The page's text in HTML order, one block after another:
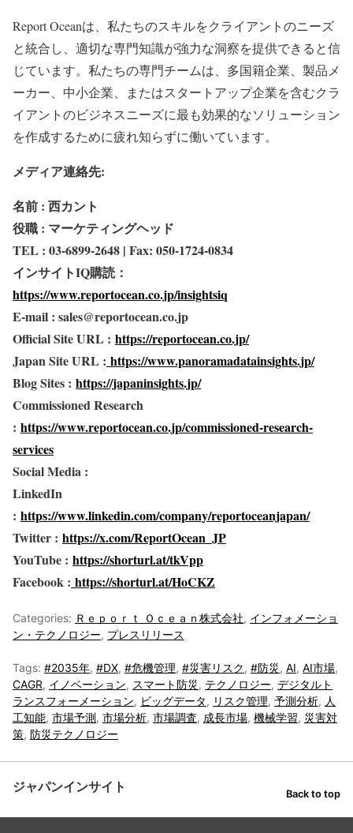
Report Oceanは、私たちのスキルをクライアントのニーズ
と統合し、適切な専門知識が強力な洞察を提供できると信
じています。私たちの専門チームは、多国籍企業、製品メ
ーカー、中小企業、またはスタートアップ企業を含むクラ
イアントのビジネスニーズに最も効果的なソリューション
を作成するために疲れ知らずに働いています。
メディア連絡先:
名前 : 西カント
役職 : マーケティングヘッド
TEL : 03-6899-2648 | Fax: 050-1724-0834
インサイトIQ購読：
https://www.reportocean.co.jp/insightsiq
E-mail : sales@reportocean.co.jp
Official Site URL : https://reportocean.co.jp/
Japan Site URL : https://www.panoramadatainsights.jp/
Blog Sites : https://japaninsights.jp/
Commissioned Research
: https://www.reportocean.co.jp/commissioned-research-
services
Social Media :
LinkedIn
: https://www.linkedin.com/company/reportoceanjapan/
Twitter : https://x.com/ReportOcean_JP
YouTube : https://shorturl.at/tkVpp
Facebook : https://shorturl.at/HoCKZ
Categories: Ｒｅｐｏｒｔ Ｏｃｅａｎ株式会社, インフォメーショ
ン・テクノロジー, プレスリリース
Tags: #2035年, #DX, #危機管理, #災害リスク, #防災, AI, AI市場,
CAGR, イノベーション, スマート防災, テクノロジー, デジタルト
ランスフォーメーション, ビッグデータ, リスク管理, 予測分析, 人
工知能, 市場予測, 市場分析, 市場調査, 成長市場, 機械学習, 災害対
策, 防災テクノロジー
ジャパンインサイト Back to top